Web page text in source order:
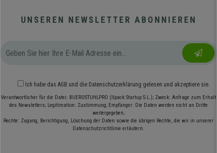
UNSEREN NEWSLETTER ABONNIEREN
Ich habe das AGB und die Datenschutzerklärung gelesen und akzeptiere sie.
Verantwortlicher für die Datei: BUEROSTUHLPRO (Ilpack Startup S.L.); Zweck: Anfrage zum Erhalt
des Newsletters; Legitimation: Zustimmung; Empfänger: Die Daten werden nicht an Dritte
weitergegeben;
Rechte: Zugang, Berichtigung, Löschung der Daten sowie die übrigen Rechte, die wir in unserer
Datenschutzrichtlinie erläutern.